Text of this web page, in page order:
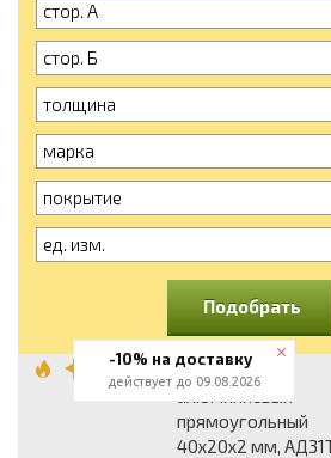
стор. А
стор. Б
толщина
марка
покрытие
ед. изм.
Подобрать
Профиль
алюминиевый
прямоугольный
40x20x2 мм,
-10% на доставку
действует до 09.08.2026